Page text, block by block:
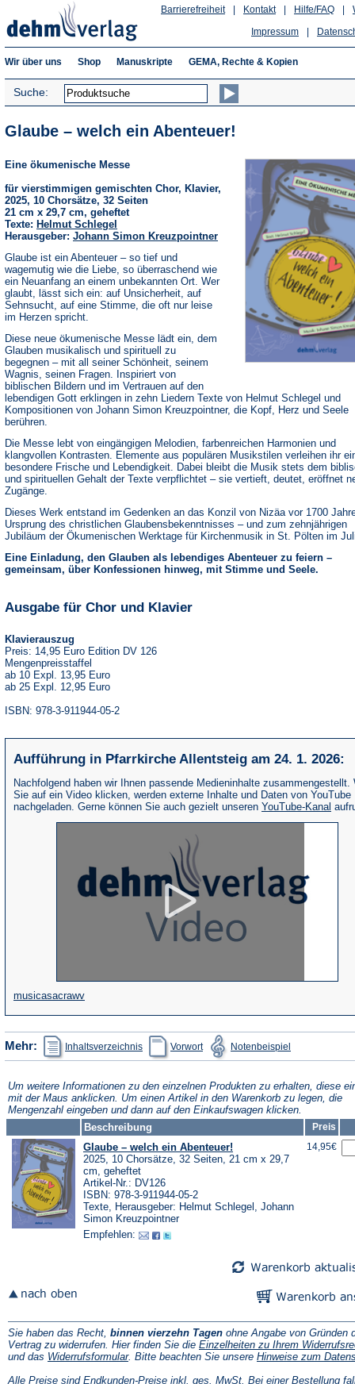
Hilfe/FAQ
Kontakt
Barrierefreiheit
Impressum
Wir über uns Shop Manuskripte GEMA, Rechte & Kopien
Suche:
Glaube – welch ein Abenteuer!
Eine ökumenische Messe
für vierstimmigen gemischten Chor, Klavier,
2025, 10 Chorsätze, 32 Seiten
21 cm x 29,7 cm, geheftet
Texte: Helmut Schlegel
Herausgeber: Johann Simon Kreuzpointner
Glaube ist ein Abenteuer – so tief und
wagemutig wie die Liebe, so überraschend wie
ein Neuanfang an einem unbekannten Ort. Wer
glaubt, lässt sich ein: auf Unsicherheit, auf
Sehnsucht, auf eine Stimme, die oft nur leise
im Herzen spricht.
Diese neue ökumenische Messe lädt ein, dem
Glauben musikalisch und spirituell zu
begegnen – mit all seiner Schönheit, seinem
Wagnis, seinen Fragen. Inspiriert von
biblischen Bildern und im Vertrauen auf den
lebendigen Gott erklingen in zehn Liedern Texte von Helmut Schlegel und
Kompositionen von Johann Simon Kreuzpointner, die Kopf, Herz und Seele
berühren.
Die Messe lebt von eingängigen Melodien, farbenreichen Harmonien und
klangvollen Kontrasten. Elemente aus populären Musikstilen verleihen ihr
besondere Frische und Lebendigkeit. Dabei bleibt die Musik stets dem
und spirituellen Gehalt der Texte verpflichtet – sie vertieft, deutet, eröffnet
Zugänge.
Dieses Werk entstand im Gedenken an das Konzil von Nizäa vor 1700
Ursprung des christlichen Glaubensbekenntnisses – und zum zehnjährigen
Jubiläum der Ökumenischen Werktage für Kirchenmusik in St. Pölten im
Eine Einladung, den Glauben als lebendiges Abenteuer zu feiern –
gemeinsam, über Konfessionen hinweg, mit Stimme und Seele.
Ausgabe für Chor und Klavier
Klavierauszug
Preis: 14,95 Euro Edition DV 126
Mengenpreisstaffel
ab 10 Expl. 13,95 Euro
ab 25 Expl. 12,95 Euro
ISBN: 978-3-911944-05-2
Aufführung in Pfarrkirche Allentsteig am 24. 1. 2026:
Nachfolgend haben wir Ihnen passende Medieninhalte zusammengestellt.
Sie auf ein Video klicken, werden externe Inhalte und Daten von YouTube
nachgeladen. Gerne können Sie auch gezielt unseren YouTube-Kanal
musicasacrawv(Öffnet
in
einem
neuen
Mehr: Inhaltsverzeichnis
(Öffnet
in
einem
Tab)
Vorwort
(Öffnet
in
einem
Tab)
Notenbeispiel in
einem
Tab)
Um weitere Informationen zu den einzelnen Produkten zu erhalten, diese
mit der Maus anklicken. Um einen Artikel in den Warenkorb zu legen, die
Mengenzahl eingeben und dann auf den Einkaufswagen klicken.
Beschreibung
Preis
Glaube – welch ein Abenteuer!
2025, 10 Chorsätze, 32 Seiten, 21 cm x 29,7
cm, geheftet
Artikel-Nr.: DV126
ISBN: 978-3-911944-05-2
Texte, Herausgeber: Helmut Schlegel, Johann
Simon Kreuzpointner
Empfehlen:
14,95€
Sie haben das Recht, binnen vierzehn Tagen ohne Angabe von Gründen
Vertrag zu widerrufen. Hier finden Sie die Einzelheiten zu Ihrem
und das Widerrufsformular(Öffnet
einem
. Bitte beachten Sie unsere Hinweise zum
Alle Preise sind Endkunden-Preise inkl. ges. MwSt. Bei einer Bestellung